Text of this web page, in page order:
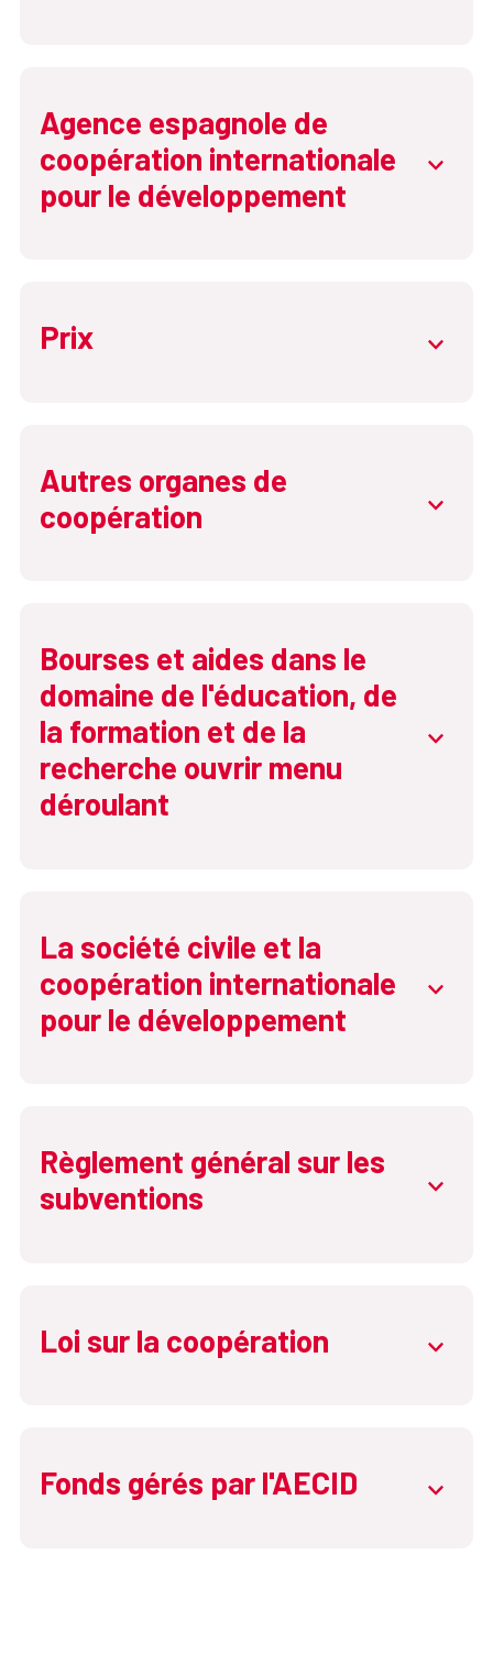
Agence espagnole de
coopération internationale
pour le développement
Prix
Autres organes de
coopération
para el Desarrollo
Consejo de Política Exterior
Ministerio de Asuntos Exteriores, Unión
Europea y Cooperación
Secretaría de Estado de Cooperación
Global
Bourses et aides dans le
domaine de l'éducation, de
la formation et de la
recherche ouvrir menu
déroulant
La société civile et la
coopération internationale
pour le développement
Règlement général sur les
subventions
Loi sur la coopération
Fonds gérés par l'AECID